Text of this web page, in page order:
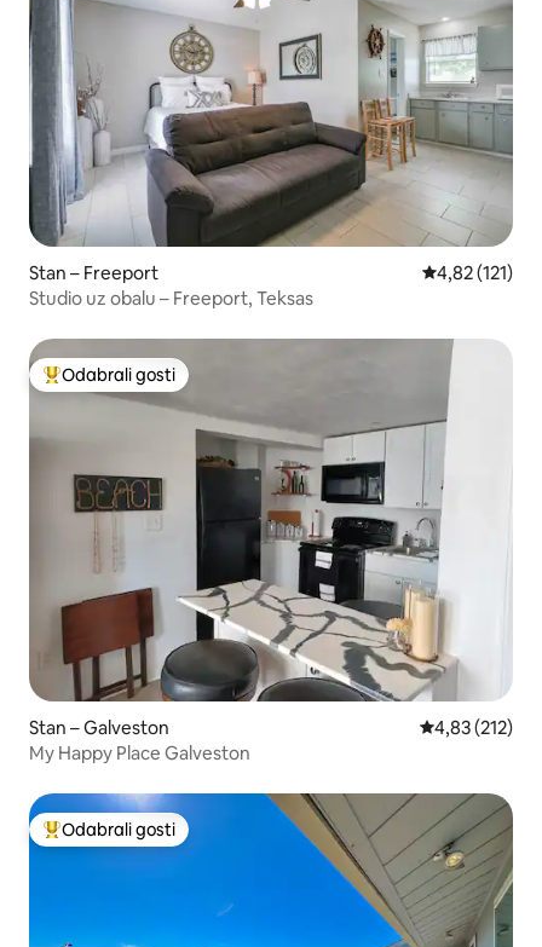
Stan – Freeport Prosječna
4,82 (121)
Studio uz obalu – Freeport, Teksas
Među najviše rangiranima s oznakom „Odabrali gosti”
Odabrali gosti
Stan – Galveston Prosječna
4,83 (212)
My Happy Place Galveston
Među najviše rangiranima s oznakom „Odabrali gosti”
Odabrali gosti